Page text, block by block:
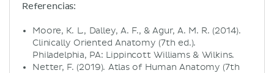
Referencias:
Moore, K. L., Dalley, A. F., & Agur, A. M. R. (2014).
Clinically Oriented Anatomy (7th ed.).
Philadelphia, PA: Lippincott Williams & Wilkins.
Netter, F. (2019). Atlas of Human Anatomy (7th